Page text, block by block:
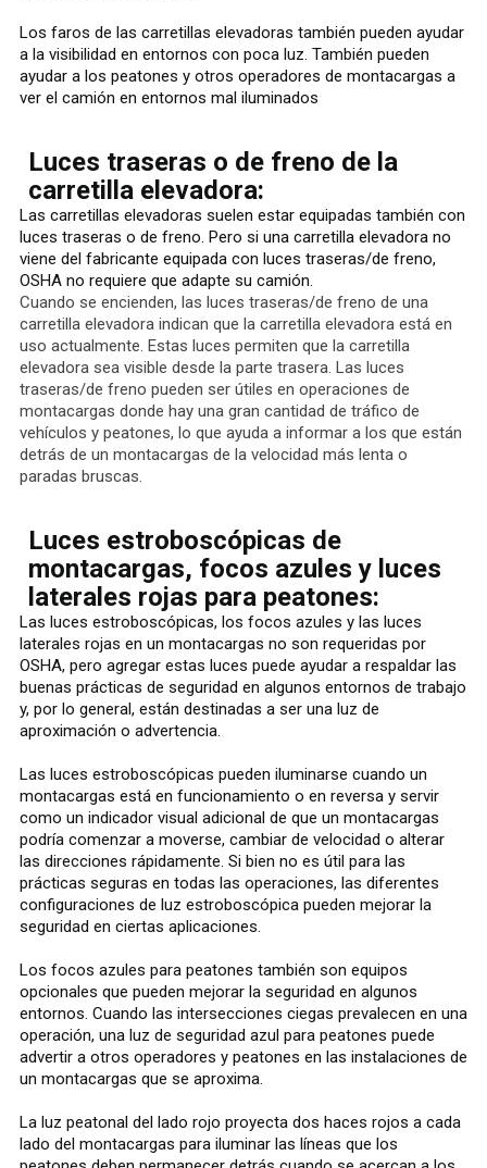
Los faros de las carretillas elevadoras también pueden ayudar
a la visibilidad en entornos con poca luz. También pueden
ayudar a los peatones y otros operadores de montacargas a
ver el camión en entornos mal iluminados
Luces traseras o de freno de la
carretilla elevadora:
Las carretillas elevadoras suelen estar equipadas también con
luces traseras o de freno. Pero si una carretilla elevadora no
viene del fabricante equipada con luces traseras/de freno,
OSHA no requiere que adapte su camión.
Cuando se encienden, las luces traseras/de freno de una
carretilla elevadora indican que la carretilla elevadora está en
uso actualmente. Estas luces permiten que la carretilla
elevadora sea visible desde la parte trasera. Las luces
traseras/de freno pueden ser útiles en operaciones de
montacargas donde hay una gran cantidad de tráfico de
vehículos y peatones, lo que ayuda a informar a los que están
detrás de un montacargas de la velocidad más lenta o
paradas bruscas.
Luces estroboscópicas de
montacargas, focos azules y luces
laterales rojas para peatones:
Las luces estroboscópicas, los focos azules y las luces
laterales rojas en un montacargas no son requeridas por
OSHA, pero agregar estas luces puede ayudar a respaldar las
buenas prácticas de seguridad en algunos entornos de trabajo
y, por lo general, están destinadas a ser una luz de
aproximación o advertencia.
Las luces estroboscópicas pueden iluminarse cuando un
montacargas está en funcionamiento o en reversa y servir
como un indicador visual adicional de que un montacargas
podría comenzar a moverse, cambiar de velocidad o alterar
las direcciones rápidamente. Si bien no es útil para las
prácticas seguras en todas las operaciones, las diferentes
configuraciones de luz estroboscópica pueden mejorar la
seguridad en ciertas aplicaciones.
Los focos azules para peatones también son equipos
opcionales que pueden mejorar la seguridad en algunos
entornos. Cuando las intersecciones ciegas prevalecen en una
operación, una luz de seguridad azul para peatones puede
advertir a otros operadores y peatones en las instalaciones de
un montacargas que se aproxima.
La luz peatonal del lado rojo proyecta dos haces rojos a cada
lado del montacargas para iluminar las líneas que los